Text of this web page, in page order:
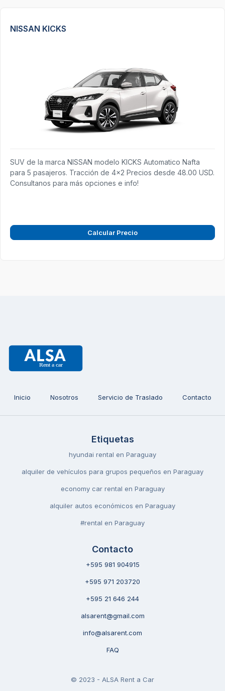
NISSAN KICKS
SUV de la marca NISSAN modelo KICKS Automatico Nafta
para 5 pasajeros. Tracción de 4x2 Precios desde 48.00 USD.
Consultanos para más opciones e info!
Calcular Precio
Inicio Nosotros Servicio de Traslado Contacto
Etiquetas
hyundai rental en Paraguay
alquiler de vehículos para grupos pequeños en Paraguay
economy car rental en Paraguay
alquiler autos económicos en Paraguay
#rental en Paraguay
Contacto
+595 981 904915
+595 971 203720
+595 21 646 244
alsarent@gmail.com
info@alsarent.com
FAQ
© 2023 - ALSA Rent a Car